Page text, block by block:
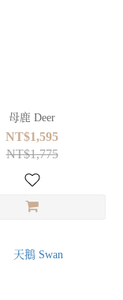
母鹿 Deer
NT$1,595
NT$1,775